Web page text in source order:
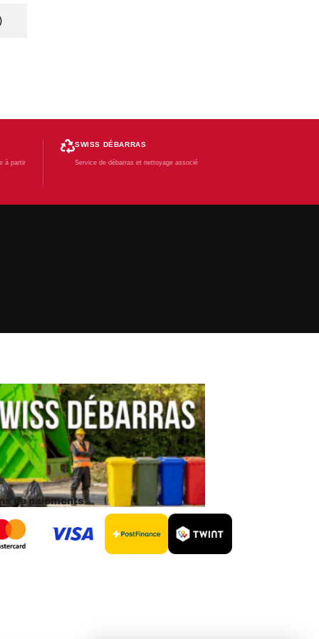
à partir
SWISS DÉBARRAS
Service de débarras et nettoyage associé
de paiements